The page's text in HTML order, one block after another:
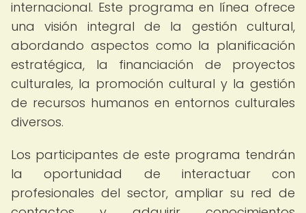
internacional. Este programa en línea ofrece
una visión integral de la gestión cultural,
abordando aspectos como la planificación
estratégica, la financiación de proyectos
culturales, la promoción cultural y la gestión
de recursos humanos en entornos culturales
diversos.
Los participantes de este programa tendrán
la oportunidad de interactuar con
profesionales del sector, ampliar su red de